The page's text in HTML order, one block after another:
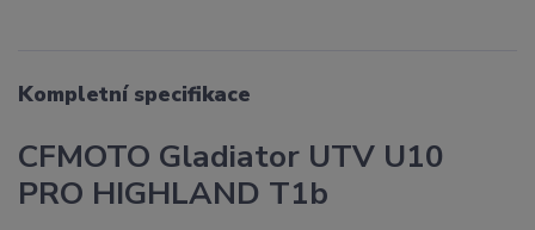
Kompletní specifikace
CFMOTO Gladiator UTV U10
PRO HIGHLAND T1b